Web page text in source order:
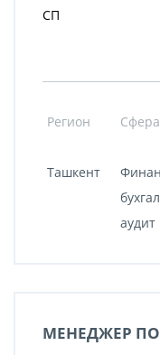
СП
Регион Сфера
Ташкент
аудит
МЕНЕДЖЕР